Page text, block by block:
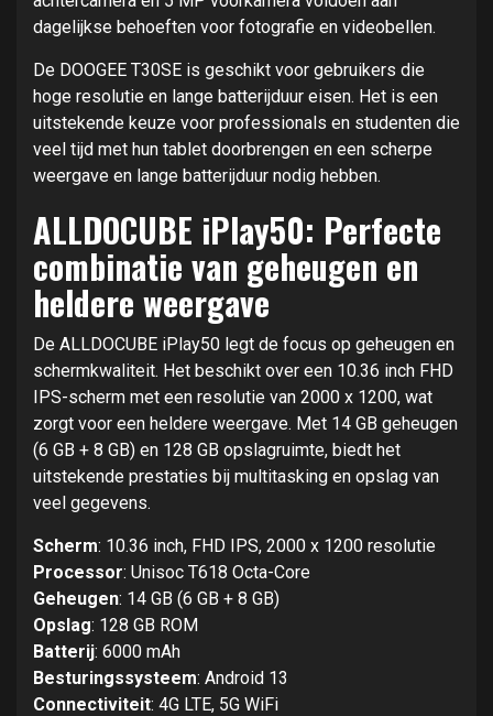
dagelijkse behoeften voor fotografie en videobellen.
De DOOGEE T30SE is geschikt voor gebruikers die
hoge resolutie en lange batterijduur eisen. Het is een
uitstekende keuze voor professionals en studenten die
veel tijd met hun tablet doorbrengen en een scherpe
weergave en lange batterijduur nodig hebben.
ALLDOCUBE iPlay50: Perfecte
combinatie van geheugen en
heldere weergave
De ALLDOCUBE iPlay50 legt de focus op geheugen en
schermkwaliteit. Het beschikt over een 10.36 inch FHD
IPS-scherm met een resolutie van 2000 x 1200, wat
zorgt voor een heldere weergave. Met 14 GB geheugen
(6 GB + 8 GB) en 128 GB opslagruimte, biedt het
uitstekende prestaties bij multitasking en opslag van
veel gegevens.
Scherm: 10.36 inch, FHD IPS, 2000 x 1200 resolutie
Processor: Unisoc T618 Octa-Core
Geheugen: 14 GB (6 GB + 8 GB)
Opslag: 128 GB ROM
Batterij: 6000 mAh
Besturingssysteem: Android 13
Connectiviteit: 4G LTE, 5G WiFi